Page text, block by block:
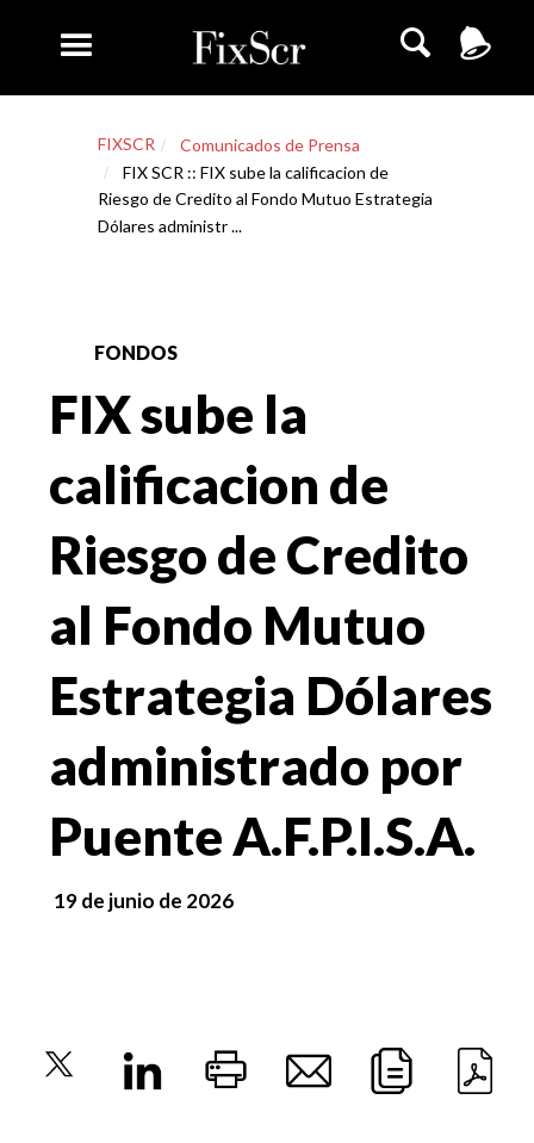
FIXSCR
Comunicados de Prensa
FIX SCR :: FIX sube la calificacion de
Riesgo de Credito al Fondo Mutuo Estrategia
Dólares administr ...
FONDOS
FIX sube la
calificacion de
Riesgo de Credito
al Fondo Mutuo
Estrategia Dólares
administrado por
Puente A.F.P.I.S.A.
19 de junio de 2026